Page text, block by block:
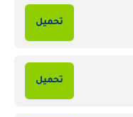
تحميل
تحميل